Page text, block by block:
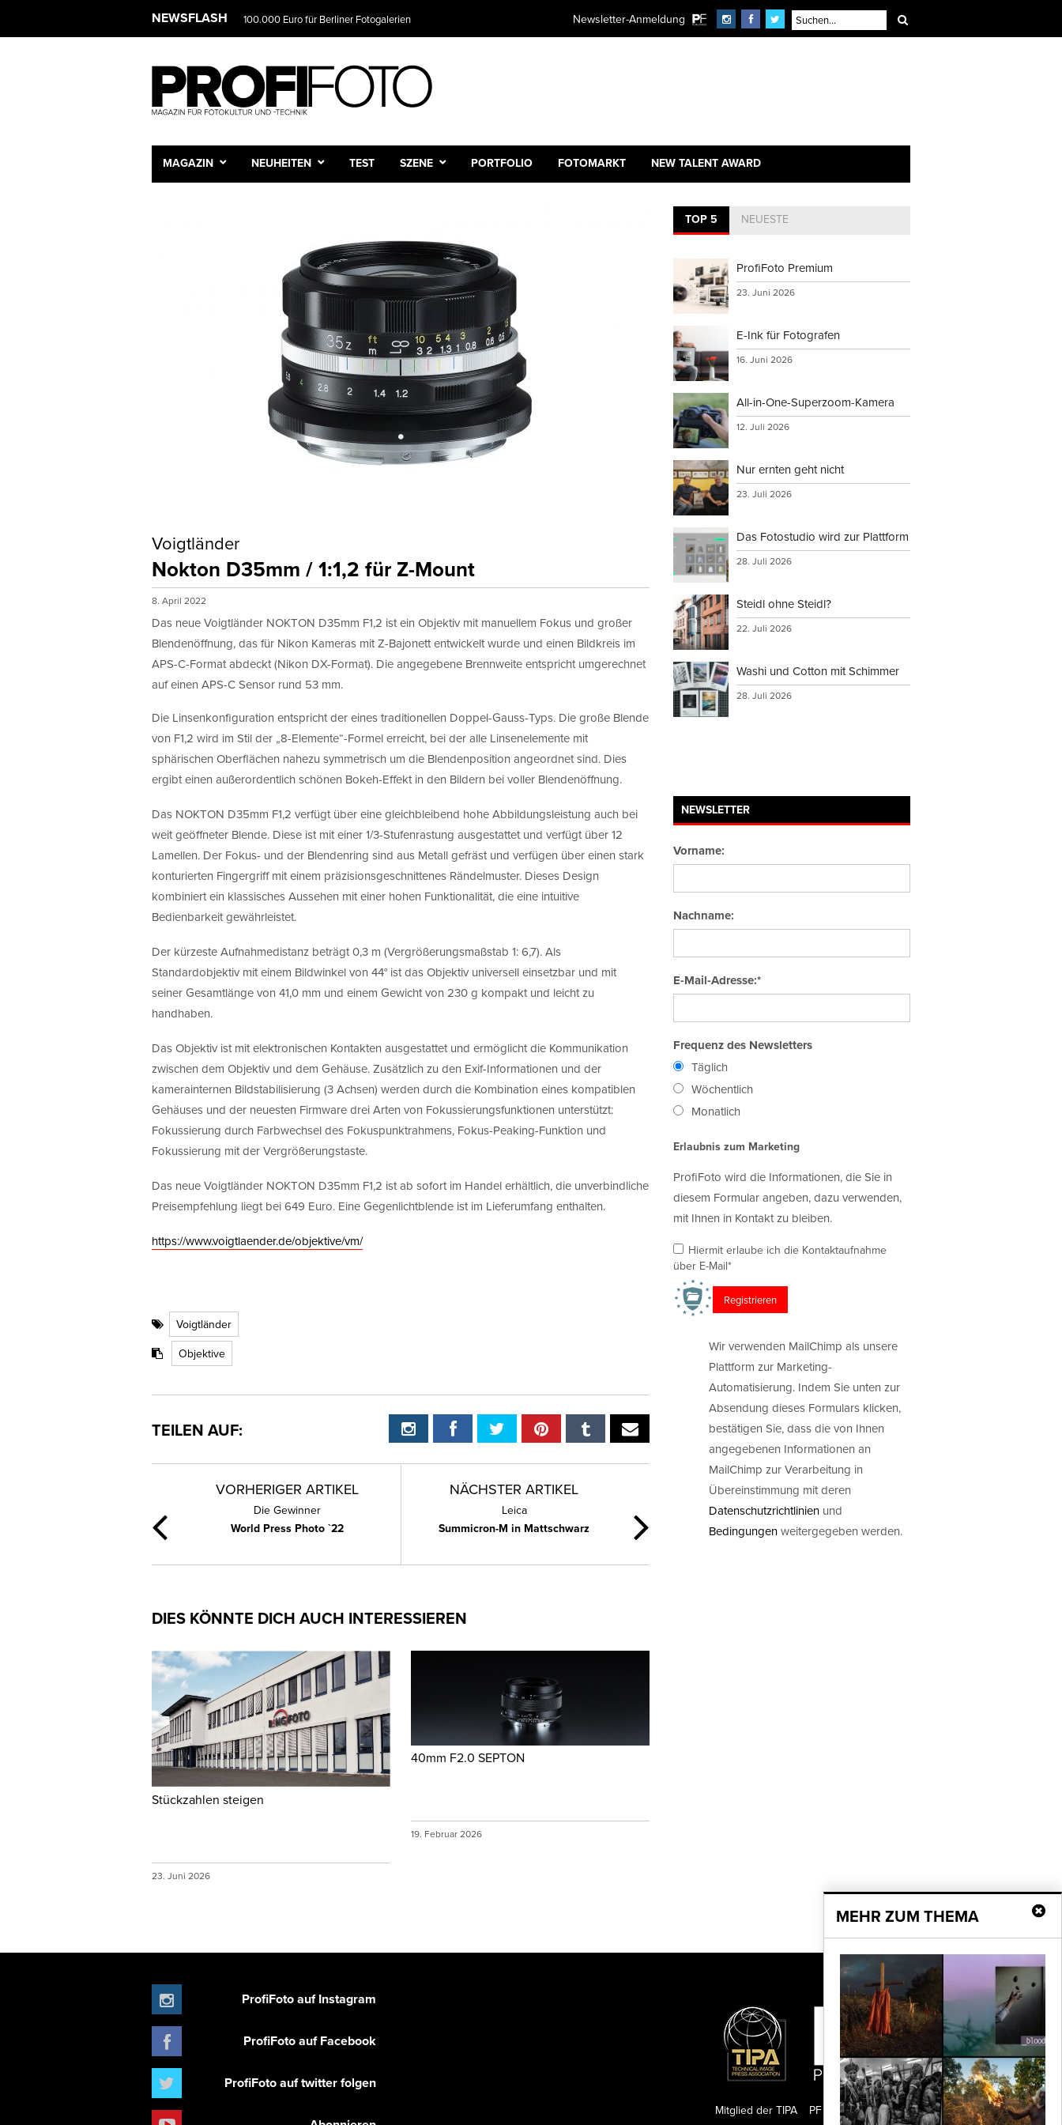
NEWSFLASH 100.000 Euro für Berliner Fotogalerien Newsletter-Anmeldung
MAGAZIN NEUHEITEN TEST SZENE PORTFOLIO FOTOMARKT NEW TALENT AWARD
Voigtländer
Nokton D35mm / 1:1,2 für Z-Mount
8. April 2022
Das neue Voigtländer NOKTON D35mm F1,2 ist ein Objektiv mit manuellem Fokus und großer
Blendenöffnung, das für Nikon Kameras mit Z-Bajonett entwickelt wurde und einen Bildkreis im
APS-C-Format abdeckt (Nikon DX-Format). Die angegebene Brennweite entspricht umgerechnet
auf einen APS-C Sensor rund 53 mm.
Die Linsenkonfiguration entspricht der eines traditionellen Doppel-Gauss-Typs. Die große Blende
von F1,2 wird im Stil der „8-Elemente“-Formel erreicht, bei der alle Linsenelemente mit
sphärischen Oberflächen nahezu symmetrisch um die Blendenposition angeordnet sind. Dies
ergibt einen außerordentlich schönen Bokeh-Effekt in den Bildern bei voller Blendenöffnung.
Das NOKTON D35mm F1,2 verfügt über eine gleichbleibend hohe Abbildungsleistung auch bei
weit geöffneter Blende. Diese ist mit einer 1/3-Stufenrastung ausgestattet und verfügt über 12
Lamellen. Der Fokus- und der Blendenring sind aus Metall gefräst und verfügen über einen stark
konturierten Fingergriff mit einem präzisionsgeschnittenes Rändelmuster. Dieses Design
kombiniert ein klassisches Aussehen mit einer hohen Funktionalität, die eine intuitive
Bedienbarkeit gewährleistet.
Der kürzeste Aufnahmedistanz beträgt 0,3 m (Vergrößerungsmaßstab 1: 6,7). Als
Standardobjektiv mit einem Bildwinkel von 44° ist das Objektiv universell einsetzbar und mit
seiner Gesamtlänge von 41,0 mm und einem Gewicht von 230 g kompakt und leicht zu
handhaben.
Das Objektiv ist mit elektronischen Kontakten ausgestattet und ermöglicht die Kommunikation
zwischen dem Objektiv und dem Gehäuse. Zusätzlich zu den Exif-Informationen und der
kamerainternen Bildstabilisierung (3 Achsen) werden durch die Kombination eines kompatiblen
Gehäuses und der neuesten Firmware drei Arten von Fokussierungsfunktionen unterstützt:
Fokussierung durch Farbwechsel des Fokuspunktrahmens, Fokus-Peaking-Funktion und
Fokussierung mit der Vergrößerungstaste.
Das neue Voigtländer NOKTON D35mm F1,2 ist ab sofort im Handel erhältlich, die unverbindliche
Preisempfehlung liegt bei 649 Euro. Eine Gegenlichtblende ist im Lieferumfang enthalten.
https://www.voigtlaender.de/objektive/vm/
Voigtländer
Objektive
TEILEN AUF:
VORHERIGER ARTIKEL
Die Gewinner
World Press Photo `22
NÄCHSTER ARTIKEL
Leica
Summicron-M in Mattschwarz
DIES KÖNNTE DICH AUCH INTERESSIEREN
Stückzahlen steigen
23. Juni 2026
40mm F2.0 SEPTON
19. Februar 2026
TOP 5 NEUESTE
ProfiFoto Premium
23. Juni 2026
E-Ink für Fotografen
16. Juni 2026
All-in-One-Superzoom-Kamera
12. Juli 2026
Nur ernten geht nicht
23. Juli 2026
Das Fotostudio wird zur Plattform
28. Juli 2026
Steidl ohne Steidl?
22. Juli 2026
Washi und Cotton mit Schimmer
28. Juli 2026
NEWSLETTER
Vorname:
Nachname:
E-Mail-Adresse:*
Frequenz des Newsletters
Täglich
Wöchentlich
Monatlich
Erlaubnis zum Marketing
ProfiFoto wird die Informationen, die Sie in
diesem Formular angeben, dazu verwenden,
mit Ihnen in Kontakt zu bleiben.
Hiermit erlaube ich die Kontaktaufnahme
über E-Mail*
Wir verwenden MailChimp als unsere
Plattform zur Marketing-
Automatisierung. Indem Sie unten zur
Absendung dieses Formulars klicken,
bestätigen Sie, dass die von Ihnen
angegebenen Informationen an
MailChimp zur Verarbeitung in
Übereinstimmung mit deren
Datenschutzrichtlinien und
Bedingungenweitergegeben werden.
MEHR ZUM THEMA
ProfiFoto auf Instagram
ProfiFoto auf Facebook
ProfiFoto auf twitter folgen
PF Publishing GmbH
Mitglied der TIPA